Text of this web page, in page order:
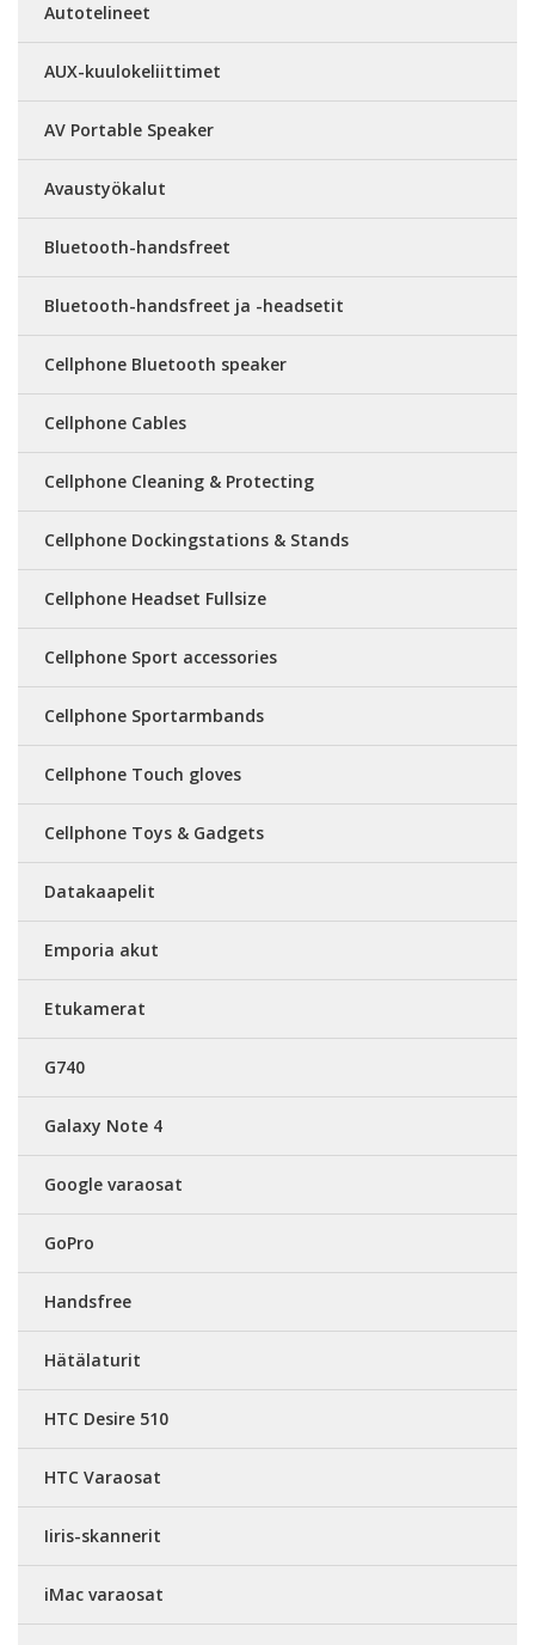
Autotelineet
AUX-kuulokeliittimet
AV Portable Speaker
Avaustyökalut
Bluetooth-handsfreet
Bluetooth-handsfreet ja -headsetit
Cellphone Bluetooth speaker
Cellphone Cables
Cellphone Cleaning & Protecting
Cellphone Dockingstations & Stands
Cellphone Headset Fullsize
Cellphone Sport accessories
Cellphone Sportarmbands
Cellphone Touch gloves
Cellphone Toys & Gadgets
Datakaapelit
Emporia akut
Etukamerat
G740
Galaxy Note 4
Google varaosat
GoPro
Handsfree
Hätälaturit
HTC Desire 510
HTC Varaosat
Iiris-skannerit
iMac varaosat